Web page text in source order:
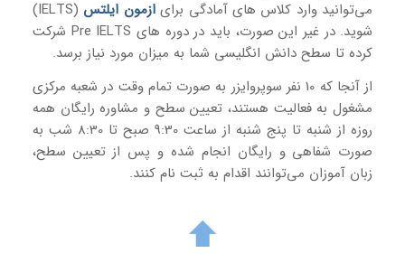
می‌توانید وارد کلاس های آمادگی برایازمون ایلتس
(IELTS)
شوید. در غیر این صورت، باید در دوره های Pre IELTS شرکت
کرده تا سطح دانش انگلیسی شما به میزان مورد نیاز برسد.
از آنجا که 10 نفر سوپروایزر به صورت تمام وقت در شعبه مرکزی
مشغول به فعالیت هستند، تعیین سطح و مشاوره رایگان همه
روزه از شنبه تا پنج شنبه از ساعت 9:30 صبح تا 8:30 شب به
صورت شفاهی و رایگان انجام شده و پس از تعیین سطح،
زبان آموزان می‌توانند اقدام به ثبت نام کنند.